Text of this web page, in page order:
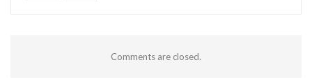
Comments are closed.